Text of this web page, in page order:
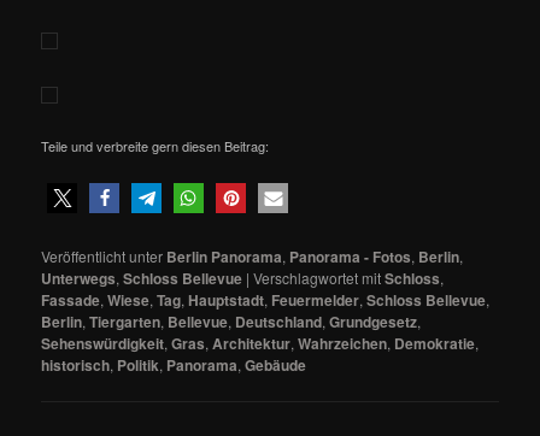
Teile und verbreite gern diesen Beitrag:
Veröffentlicht unter Berlin Panorama, Panorama - Fotos, Berlin,
Unterwegs,Schloss Bellevue |Verschlagwortet mitSchloss,
Fassade,Wiese,Tag, Hauptstadt, Feuermelder,Schloss Bellevue,
Berlin,Tiergarten, Bellevue, Deutschland,Grundgesetz,
Sehenswürdigkeit,Gras, Architektur,Wahrzeichen, Demokratie,
historisch, Politik, Panorama,Gebäude